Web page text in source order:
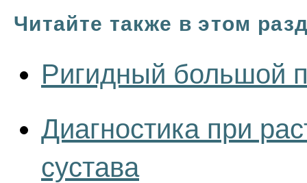
Читайте также в этом
Ригидный большой
Диагностика при
сустава